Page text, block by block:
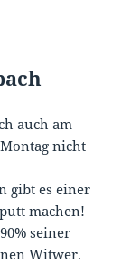
auch am
nicht
gibt es einer
machen!
seiner
Witwer.